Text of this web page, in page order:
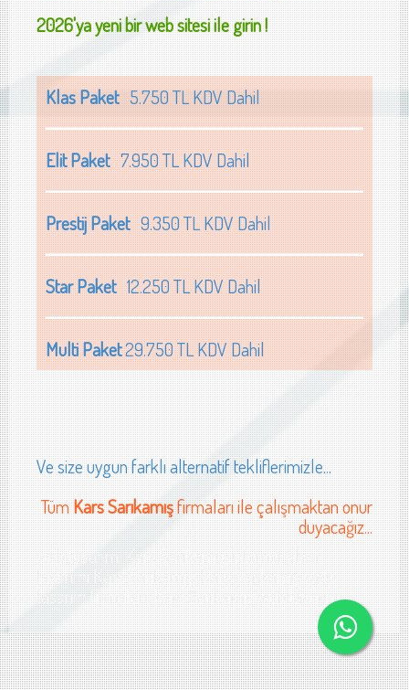
2026'ya yeni bir web sitesi ile girin !
Klas Paket5.750 TL KDV Dahil
Elit Paket7.950 TL KDV Dahil
Prestij Paket9.350 TL KDV Dahil
Star Paket12.250 TL KDV Dahil
Multi Paket29.750 TL KDV Dahil
Ve size uygun farklı alternatif tekliflerimizle...
TümKars Sarıkamışfirmaları ile çalışmaktan onur
duyacağız...
web tasarımı Kars Sarıkamış, internet sitesi
tasarımı Kars Sarıkamış, Kars Sarıkamış web
tasarım firmaları, Kars Sarıkamış web tasarımı
sitesi tasarımı Kars halı